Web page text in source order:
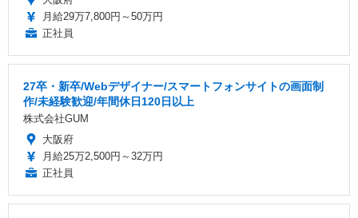
月給29万7,800円～50万円
正社員
27卒・新卒/Webデザイナー/スマートフォンサイトの画面制
作/未経験歓迎/年間休日120日以上
株式会社GUM
大阪府
月給25万2,500円～32万円
正社員